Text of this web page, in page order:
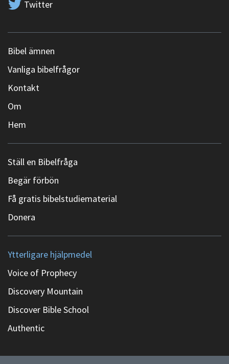
Twitter
Bibel ämnen
Vanliga bibelfrågor
Kontakt
Om
Hem
Ställ en Bibelfråga
Begär förbön
Få gratis bibelstudiematerial
Donera
Ytterligare hjälpmedel
Voice of Prophecy
Discovery Mountain
Discover Bible School
Authentic